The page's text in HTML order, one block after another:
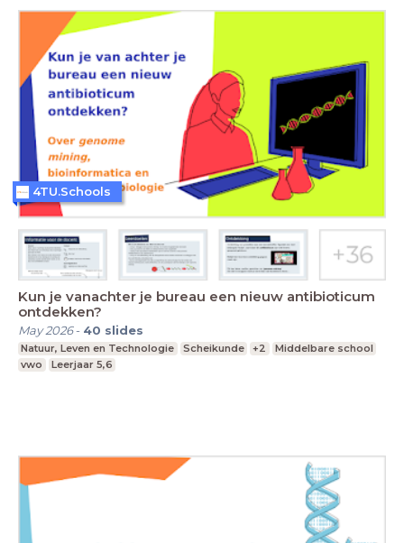
Kun je vanachter je bureau een nieuw antibioticum
ontdekken?
May 2026- 40 slides
Natuur, Leven en Technologie Scheikunde +2
Middelbare school
vwo
Leerjaar 5,6
4TU.Schools